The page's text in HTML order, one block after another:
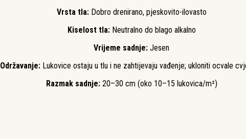
Vrsta tla: Dobro drenirano, pjeskovito-ilovasto
Kiselost tla: Neutralno do blago alkalno
Vrijeme sadnje: Jesen
Održavanje: Lukovice ostaju u tlu i ne zahtijevaju vađenje; ukloniti ocvale
Razmak sadnje: 20–30 cm (oko 10–15 lukovica/m²)